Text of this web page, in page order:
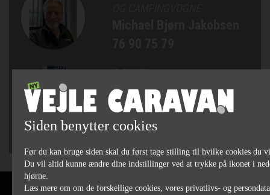
SÆLGER
Jan Bertelsen
75 82 84 22
Siden benytter cookies
Før du kan bruge siden skal du først tage stilling til hvilke cookies du
Du vil altid kunne ændre dine indstillinger ved at trykke på ikonet i
hjørne.
Læs mere om om de forskellige cookies, vores privatlivs- og